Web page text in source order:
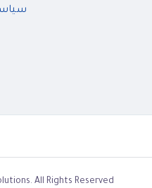
All Rights Reserved